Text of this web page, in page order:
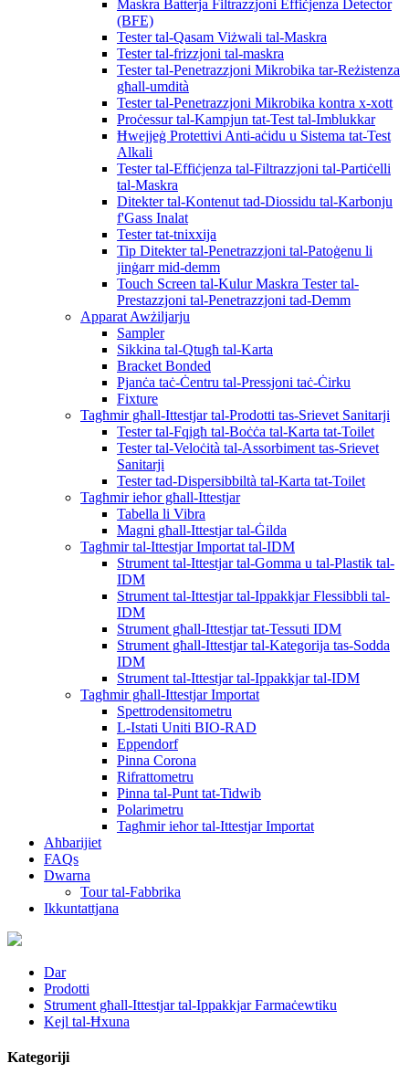
Maskra Batterja Filtrazzjoni Effiċjenza Detector
(BFE)
Tester tal-Qasam Viżwali tal-Maskra
Tester tal-frizzjoni tal-maskra
Tester tal-Penetrazzjoni Mikrobika tar-Reżistenza
għall-umdità
Tester tal-Penetrazzjoni Mikrobika kontra x-xott
Proċessur tal-Kampjun tat-Test tal-Imblukkar
Ħwejjeġ Protettivi Anti-aċidu u Sistema tat-Test
Alkali
Tester tal-Effiċjenza tal-Filtrazzjoni tal-Partiċelli
tal-Maskra
Ditekter tal-Kontenut tad-Diossidu tal-Karbonju
f'Gass Inalat
Tester tat-tnixxija
Tip Ditekter tal-Penetrazzjoni tal-Patoġenu li
jinġarr mid-demm
Touch Screen tal-Kulur Maskra Tester tal-
Prestazzjoni tal-Penetrazzjoni tad-Demm
Apparat Awżiljarju
Sampler
Sikkina tal-Qtugħ tal-Karta
Bracket Bonded
Pjanċa taċ-Ċentru tal-Pressjoni taċ-Ċirku
Fixture
Tagħmir għall-Ittestjar tal-Prodotti tas-Srievet Sanitarji
Tester tal-Fqigħ tal-Boċċa tal-Karta tat-Toilet
Tester tal-Veloċità tal-Assorbiment tas-Srievet
Sanitarji
Tester tad-Dispersibbiltà tal-Karta tat-Toilet
Tagħmir ieħor għall-Ittestjar
Tabella li Vibra
Magni għall-Ittestjar tal-Ġilda
Tagħmir tal-Ittestjar Importat tal-IDM
Strument tal-Ittestjar tal-Gomma u tal-Plastik tal-
IDM
Strument tal-Ittestjar tal-Ippakkjar Flessibbli tal-
IDM
Strument għall-Ittestjar tat-Tessuti IDM
Strument għall-Ittestjar tal-Kategorija tas-Sodda
IDM
Strument tal-Ittestjar tal-Ippakkjar tal-IDM
Tagħmir għall-Ittestjar Importat
Spettrodensitometru
L-Istati Uniti BIO-RAD
Eppendorf
Pinna Corona
Rifrattometru
Pinna tal-Punt tat-Tidwib
Polarimetru
Tagħmir ieħor tal-Ittestjar Importat
Aħbarijiet
FAQs
Dwarna
Tour tal-Fabbrika
Ikkuntattjana
Dar
Prodotti
Strument għall-Ittestjar tal-Ippakkjar Farmaċewtiku
Kejl tal-Ħxuna
Kategoriji